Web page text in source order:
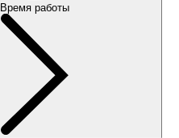
Время работы